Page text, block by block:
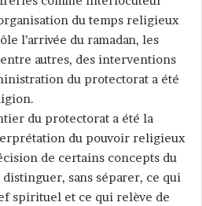
du temps religieux
l’arrivée du ramadan, les
autres, des interventions
du protectorat a été
du protectorat a été la
du pouvoir religieux
de certains concepts du
sans séparer, ce qui
spirituel et ce qui relève de